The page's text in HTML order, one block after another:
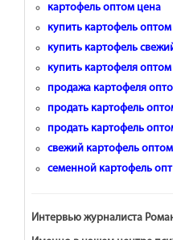
картофель оптом цена
купить картофель оптом
купить картофель
купить картофеля
продажа картофеля
продать картофель
продать картофель
свежий картофель оптом
семенной картофель опт
Интервью журналиста